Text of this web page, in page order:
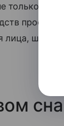
только
лица, шеи и
сна